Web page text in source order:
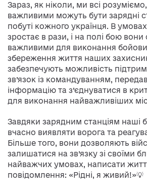
Зараз, як ніколи, ми всі
важливими можуть бути зарядні
побуті кожного українця. В умовах
зростає в рази, і на полі бою
важливими для виконання
збереження життя наших
забезпечують можливість
зв’язок із командуванням,
інформацію та з’єднуватися в
для виконання найважливіших
Завдяки зарядним станціям наші
вчасно виявляти ворога та
Більше того, вони дозволяють
залишатися на зв’язку зі своїми
найважчих умовах, написати
повідомлення: «Рідні, я живий!»💡